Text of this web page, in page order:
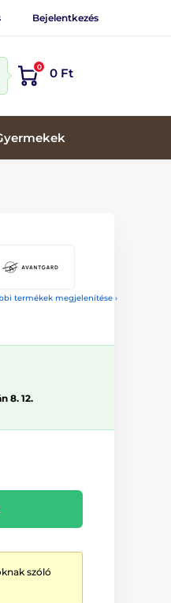
Bejelentkezés
0 0 Ft
termékek megjelenítése ›
8. 12.
szóló